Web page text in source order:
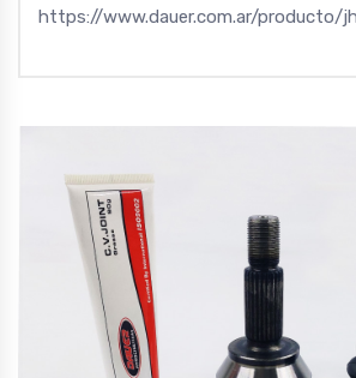
https://www.dauer.com.ar/producto/